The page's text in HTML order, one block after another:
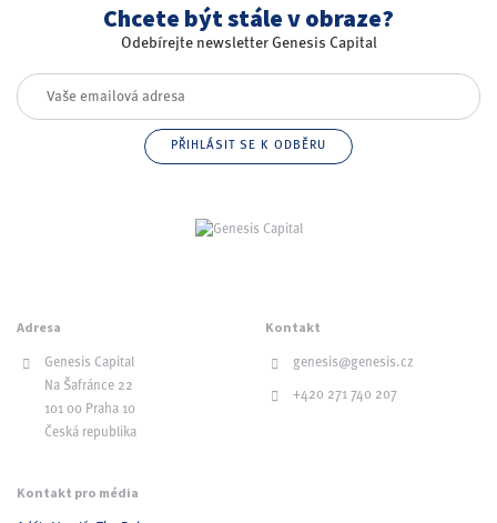
Chcete být stále v obraze?
Odebírejte newsletter Genesis Capital
Adresa
Genesis Capital
Na Šafránce 22
101 00 Praha 10
Česká republika
Kontakt
genesis@genesis.cz
+420 271 740 207
Kontakt pro média